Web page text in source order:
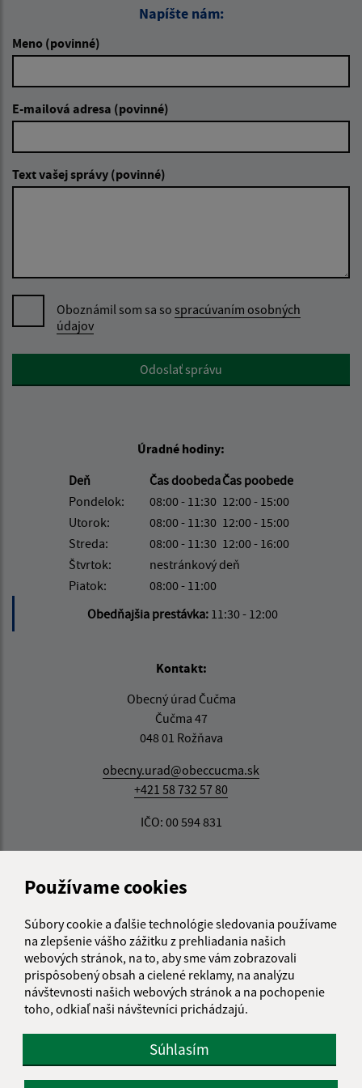
Používame cookies
Súbory cookie a ďalšie technológie sledovania používame
na zlepšenie vášho zážitku z prehliadania našich
webových stránok, na to, aby sme vám zobrazovali
prispôsobený obsah a cielené reklamy, na analýzu
návštevnosti našich webových stránok a na pochopenie
toho, odkiaľ naši návštevníci prichádzajú.
Súhlasím
Napíšte nám:
Meno (povinné)
E-mailová adresa (povinné)
Text vašej správy (povinné)
Oboznámil som sa so spracúvaním osobných
údajov
Google reCaptcha ResponseOdoslať správu
Úradné hodiny:
Deň
Čas doobedaČas poobede
Pondelok:
08:00 - 11:30 12:00 - 15:00
Utorok:
08:00 - 11:30 12:00 - 15:00
Streda:
08:00 - 11:30 12:00 - 16:00
Štvrtok:
nestránkový deň
Piatok:
08:00 - 11:00
Obedňajšia prestávka: 11:30 - 12:00
Kontakt:
Obecný úrad Čučma
Čučma 47
048 01 Rožňava
obecny.urad@obeccucma.sk
+421 58 732 57 80
IČO: 00 594 831